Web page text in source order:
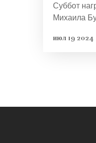
Суббот
Михаила
движения.
июл 19 2024